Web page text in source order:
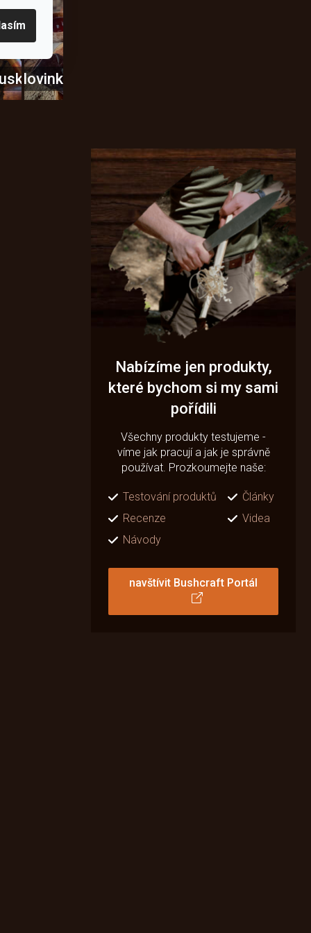
Novinky
Nabízíme jen produkty,
které bychom si my sami
pořídili
Všechny produkty testujeme -
víme jak pracují a jak je správně
používat. Prozkoumejte naše:
Testování produktů
Články
Recenze
Videa
Návody
navštívit Bushcraft Portál